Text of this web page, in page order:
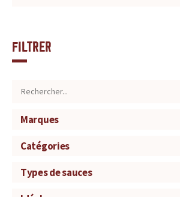
Filtrer